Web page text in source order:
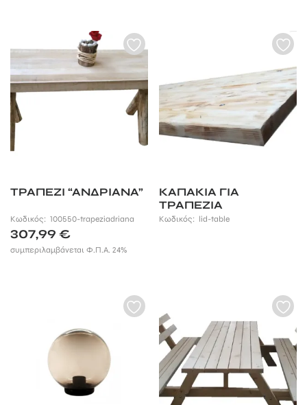
ΤΡΑΠΕΖΙ “ΑΝΔΡΙΑΝΑ”
Κωδικός: 100550-trapeziadriana
307,99 €
συμπεριλαμβάνεται Φ.Π.Α. 24%
KAΠΑΚΙΑ ΓΙΑ
ΤΡΑΠΕΖΙΑ
Κωδικός: lid-table